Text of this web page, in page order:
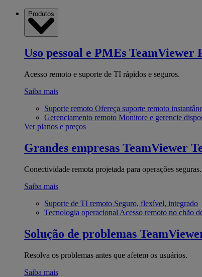
Produtos
Uso pessoal e PMEs TeamViewer
Acesso remoto e suporte de TI rápidos e seguros.
Saiba mais
Suporte remoto Ofereça suporte remoto
Gerenciamento remoto Monitore e gerencie
Ver planos e preços
Grandes empresas TeamViewer
Conectividade remota projetada para operações seguras.
Saiba mais
Suporte de TI remoto Seguro, flexível, integrado
Tecnologia operacional Acesso remoto no chão
Solução de problemas
Resolva os problemas antes que afetem os usuários.
Saiba mais